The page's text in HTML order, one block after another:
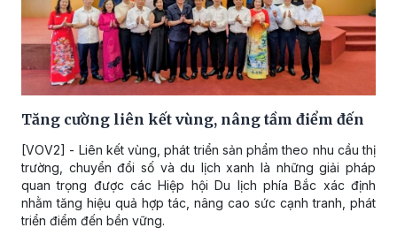
Tăng cường liên kết vùng, nâng tầm điểm đến
[VOV2] - Liên kết vùng, phát triển sản phẩm theo nhu cầu thị
trường, chuyển đổi số và du lịch xanh là những giải pháp
quan trọng được các Hiệp hội Du lịch phía Bắc xác định
nhằm tăng hiệu quả hợp tác, nâng cao sức cạnh tranh, phát
triển điểm đến bền vững.